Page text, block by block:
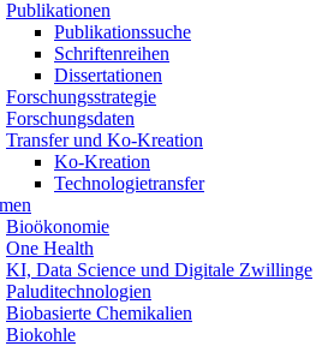
Publikationen
Publikationssuche
Schriftenreihen
Dissertationen
Forschungsstrategie
Forschungsdaten
Transfer und Ko-Kreation
Ko-Kreation
Technologietransfer
Bioökonomie
One Health
KI, Data Science und Digitale Zwillinge
Paluditechnologien
Biobasierte Chemikalien
Biokohle